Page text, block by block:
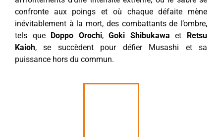
confronte aux poings et où chaque défaite mène
inévitablement à la mort, des combattants de l’ombre,
tels que Doppo Orochi,Goki Shibukawa et Retsu
Kaioh, se succèdent pour défier Musashi et sa
puissance hors du commun.